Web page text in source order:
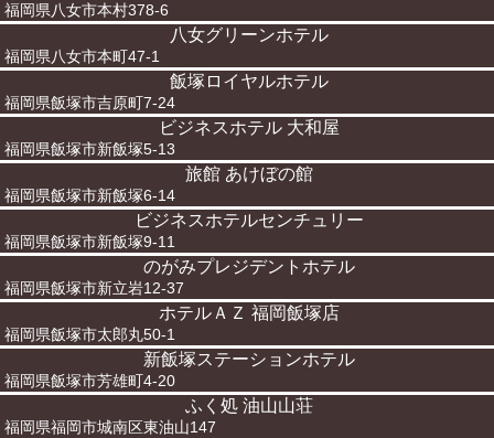
福岡県八女市本村378-6
八女グリーンホテル
福岡県八女市本町47-1
飯塚ロイヤルホテル
福岡県飯塚市吉原町7-24
ビジネスホテル 大和屋
福岡県飯塚市新飯塚5-13
旅館 あけぼの館
福岡県飯塚市新飯塚6-14
ビジネスホテルセンチュリー
福岡県飯塚市新飯塚9-11
のがみプレジデントホテル
福岡県飯塚市新立岩12-37
ホテルＡＺ 福岡飯塚店
福岡県飯塚市太郎丸50-1
新飯塚ステーションホテル
福岡県飯塚市芳雄町4-20
ふく処 油山山荘
福岡県福岡市城南区東油山147